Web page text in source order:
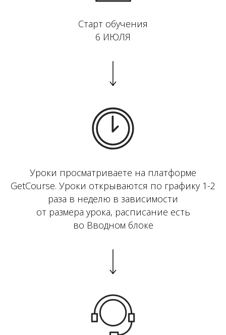
Старт обучения
6 ИЮЛЯ
Уроки просматриваете на платформе
GetCourse. Уроки открываются по графику 1-2
раза в неделю в зависимости
от размера урока, расписание есть
во Вводном блоке